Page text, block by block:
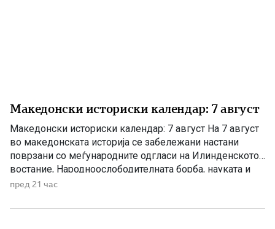
Македонски историски календар: 7 август
Македонски историски календар: 7 август На 7 август
во македонската историја се забележани настани
поврзани со меѓународните одгласи на Илинденското
востание, Народноослободителната борба, науката и
современата македонска уметност. 1903 – Европскиот
1903 година европската јавност ги добила првите
пред 21 час